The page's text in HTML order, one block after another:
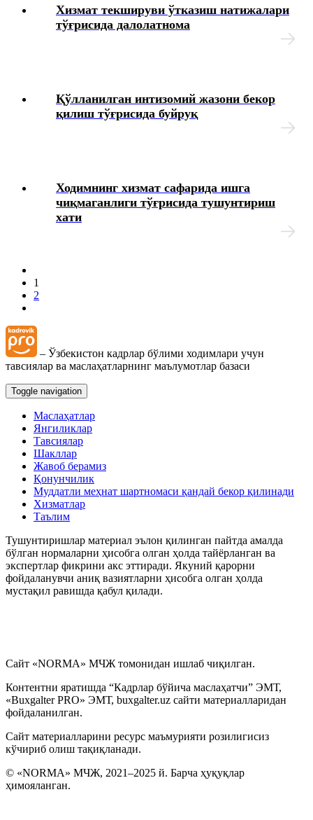
Хизмат текшируви ўтказиш натижалари
тўғрисида далолатнома
Қўлланилган интизомий жазони бекор
қилиш тўғрисида буйруқ
Ходимнинг хизмат сафарида ишга
чиқмаганлиги тўғрисида тушунтириш
хати
1
2
– Ўзбекистон кадрлар бўлими ходимлари учун
тавсиялар ва маслаҳатларнинг маълумотлар базаси
Toggle navigation
Маслаҳатлар
Янгиликлар
Тавсиялар
Шакллар
Жавоб берамиз
Қонунчилик
Муддатли меҳнат шартномаси қандай бекор қилинади
Хизматлар
Таълим
Тушунтиришлар материал эълон қилинган пайтда амалда
бўлган нормаларни ҳисобга олган ҳолда тайёрланган ва
экспертлар фикрини акс эттиради. Якуний қарорни
фойдаланувчи аниқ вазиятларни ҳисобга олган ҳолда
мустақил равишда қабул қилади.
Сайт «NORMA» МЧЖ томонидан ишлаб чиқилган.
Контентни яратишда “Кадрлар бўйича маслаҳатчи” ЭМТ,
«Buxgalter PRO» ЭМТ, buxgalter.uz сайти материалларидан
фойдаланилган.
Сайт материалларини ресурс маъмурияти розилигисиз
кўчириб олиш тақиқланади.
© «NORMA» МЧЖ, 2021–2025 й. Барча ҳуқуқлар
ҳимояланган.